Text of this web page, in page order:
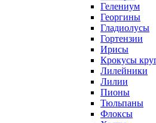
Гелениум
Георгины
Гладиолусы
Гортензии
Ирисы
Крокусы
Лилейники
Лилии
Пионы
Тюльпаны
Флоксы